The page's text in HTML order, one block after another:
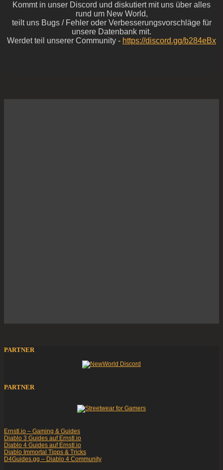
Kommt in unser Discord und diskutiert mit uns über alles
rund um New World,
teilt uns Bugs / Fehler oder Verbesserungsvorschläge für
unsere Datenbank mit.
Werdet teil unserer Community - https://discord.gg/b284eBx
PARTNER
PARTNER
Ernstl.io – Gaming & Guides
Diablo 3 Guides auf Ernstl.io
Diablo 4 Guides auf Ernstl.io
Diablo Immortal Tipps & Tricks
D4Guides.gg – Diablo 4 Community